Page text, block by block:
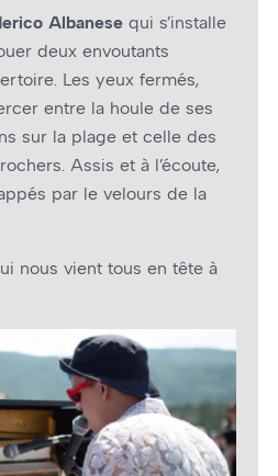
Albanese qui s’installe
deux envoutants
Les yeux fermés,
entre la houle de ses
sur la plage et celle des
Assis et à l’écoute,
par le velours de la
nous vient tous en tête à